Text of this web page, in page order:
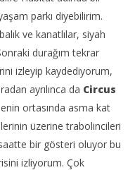
parkı diyebilirim.
ve kanatlılar, siyah
durağım tekrar
izleyip kaydediyorum,
ayrılınca da Circus
ortasında asma kat
üzerine trabolincileri
bir gösteri oluyor bu
izliyorum. Çok